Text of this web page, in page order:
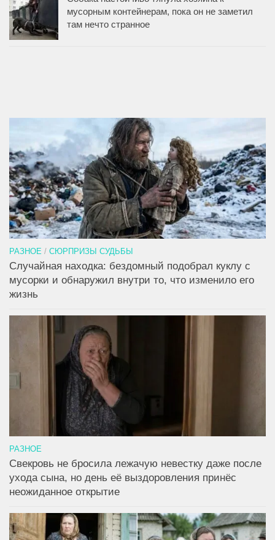
мусорным контейнерам, пока он не заметил
там нечто странное
РАЗНОЕ / СЮРПРИЗЫ СУДЬБЫ
Случайная находка: бездомный подобрал куклу с
мусорки и обнаружил внутри то, что изменило его
жизнь
РАЗНОЕ
Свекровь не бросила лежачую невестку даже после
ухода сына, но день её выздоровления принёс
неожиданное открытие